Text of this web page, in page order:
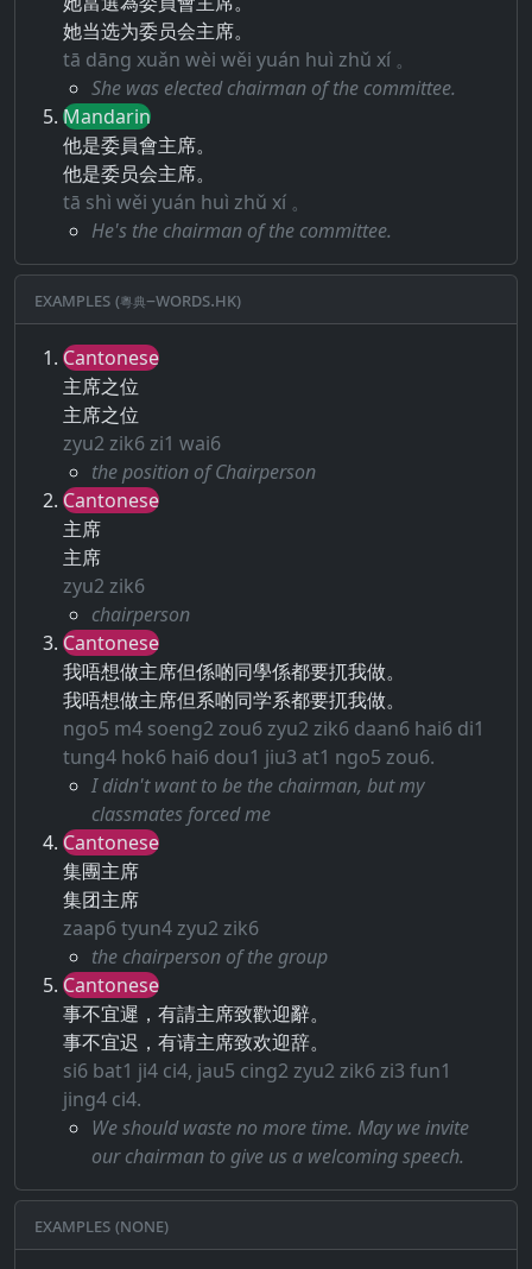
她当选为委员会主席。
tā dāng xuǎn wèi wěi yuán huì zhǔ xí 。
She was elected chairman of the committee.
Mandarin
他是委員會主席。
他是委员会主席。
tā shì wěi yuán huì zhǔ xí 。
He's the chairman of the committee.
Examples (粵典–words.hk)
Cantonese
主席之位
主席之位
zyu2 zik6 zi1 wai6
the position of Chairperson
Cantonese
主席
主席
zyu2 zik6
chairperson
Cantonese
我唔想做主席但係啲同學係都要扤我做。
我唔想做主席但系啲同学系都要扤我做。
ngo5 m4 soeng2 zou6 zyu2 zik6 daan6 hai6 di1
tung4 hok6 hai6 dou1 jiu3 at1 ngo5 zou6.
I didn't want to be the chairman, but my
classmates forced me
Cantonese
集團主席
集团主席
zaap6 tyun4 zyu2 zik6
the chairperson of the group
Cantonese
事不宜遲，有請主席致歡迎辭。
事不宜迟，有请主席致欢迎辞。
si6 bat1 ji4 ci4, jau5 cing2 zyu2 zik6 zi3 fun1
jing4 ci4.
We should waste no more time. May we invite
our chairman to give us a welcoming speech.
Examples (None)